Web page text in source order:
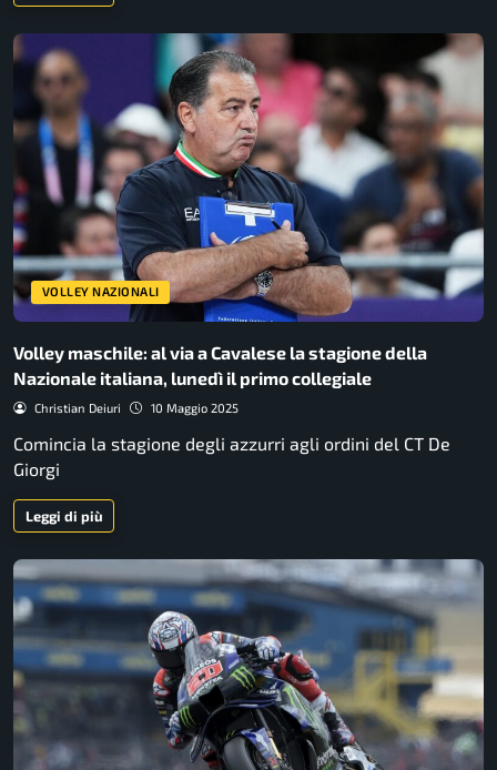
VOLLEY NAZIONALI
Volley maschile: al via a Cavalese la stagione della
Nazionale italiana, lunedì il primo collegiale
Christian Deiuri 10 Maggio 2025
Comincia la stagione degli azzurri agli ordini del CT De
Giorgi
Leggi di più